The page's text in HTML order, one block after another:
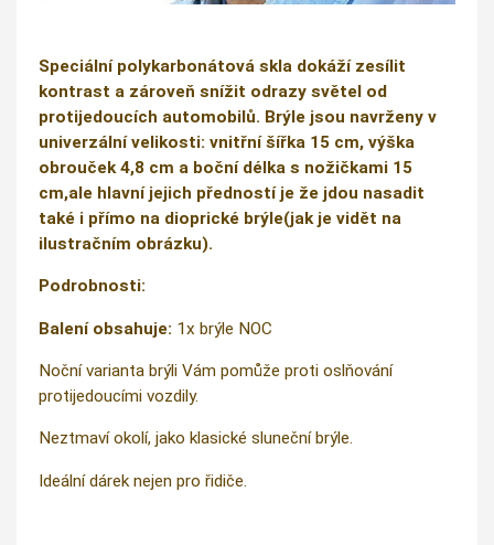
Speciální polykarbonátová skla dokáží zesílit
kontrast a zároveň snížit odrazy světel od
protijedoucích automobilů. Brýle jsou navrženy v
univerzální velikosti: vnitřní šířka 15 cm, výška
obrouček 4,8 cm a boční délka s nožičkami 15
cm,ale hlavní jejich předností je že jdou nasadit
také i přímo na dioprické brýle(jak je vidět na
ilustračním obrázku).
Podrobnosti:
Balení obsahuje: 1x brýle NOC
Noční varianta brýli Vám pomůže proti oslňování
protijedoucími vozdily.
Neztmaví okolí, jako klasické sluneční brýle.
Ideální dárek nejen pro řidiče.